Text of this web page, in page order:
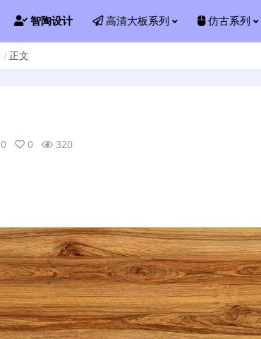
智陶设计 高清大板系列 仿古系列
正文
0 0 320